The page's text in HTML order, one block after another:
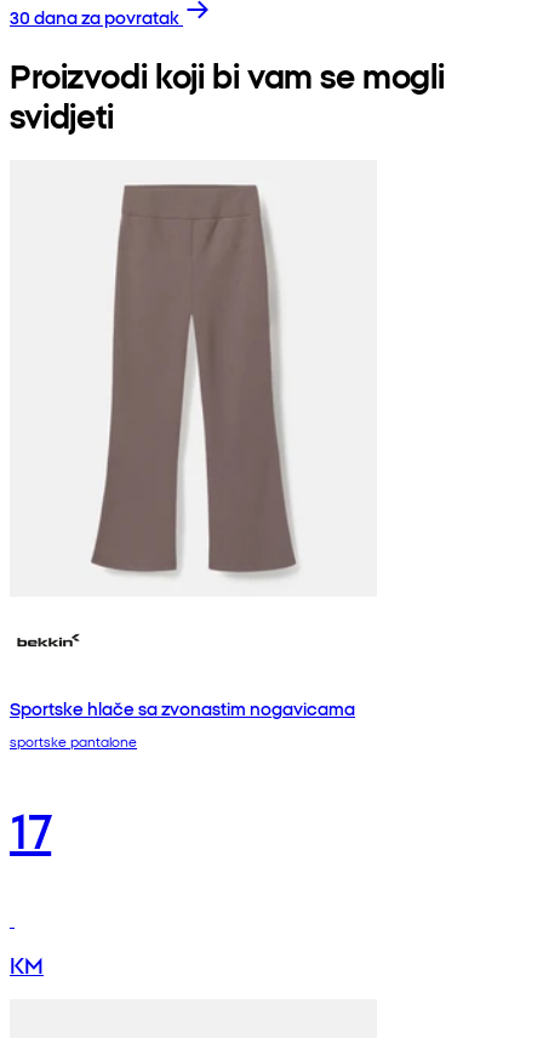
30 dana za povratak
Proizvodi koji bi vam se mogli
svidjeti
Sportske hlače sa zvonastim nogavicama
sportske pantalone
17
KM